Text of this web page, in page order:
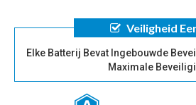
Veiligheid
Elke Batterij Bevat Ingebouwde
Maximale